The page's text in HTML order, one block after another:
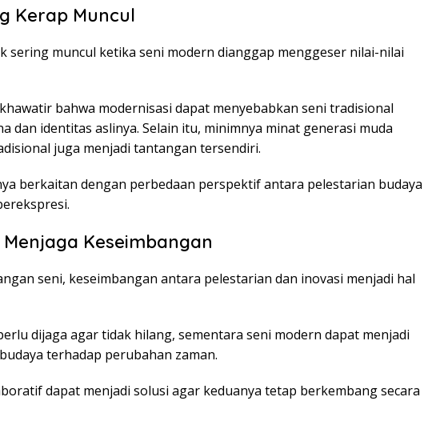
Kerap Muncul
sering muncul ketika seni modern dianggap menggeser nilai-nilai
bahwa modernisasi dapat menyebabkan seni tradisional
dan identitas aslinya. Selain itu, minimnya minat generasi muda
juga menjadi tantangan tersendiri.
berkaitan dengan perbedaan perspektif antara pelestarian budaya
Keseimbangan
seni, keseimbangan antara pelestarian dan inovasi menjadi hal
dijaga agar tidak hilang, sementara seni modern dapat menjadi
terhadap perubahan zaman.
dapat menjadi solusi agar keduanya tetap berkembang secara